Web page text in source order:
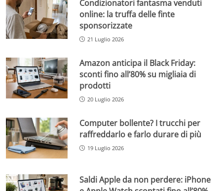
Condizionatori fantasma venduti
online: la truffa delle finte
sponsorizzate
21 Luglio 2026
Amazon anticipa il Black Friday:
sconti fino all’80% su migliaia di
prodotti
20 Luglio 2026
Computer bollente? I trucchi per
raffreddarlo e farlo durare di più
19 Luglio 2026
Saldi Apple da non perdere: iPhone